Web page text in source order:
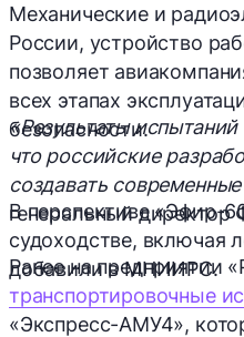
Механические и
России, устройство
позволяет
всех этапах
безопасности.
«Результаты
что российские
создавать
генеральный директор
В перспективе «Эфир-
судоходстве, включая
добавили в МНИИРС.
Ранее на предприятии
транспортировочные
«Экспресс-АМУ4»,